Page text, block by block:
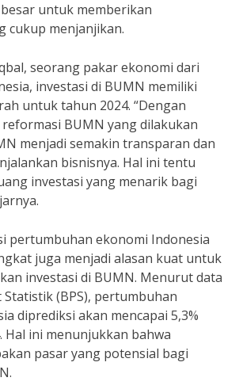
untuk memberikan
cukup menjanjikan.
seorang pakar ekonomi dari
investasi di BUMN memiliki
untuk tahun 2024. “Dengan
BUMN yang dilakukan
menjadi semakin transparan dan
bisnisnya. Hal ini tentu
investasi yang menarik bagi
pertumbuhan ekonomi Indonesia
juga menjadi alasan kuat untuk
investasi di BUMN. Menurut data
Statistik (BPS), pertumbuhan
diprediksi akan mencapai 5,3%
Hal ini menunjukkan bahwa
pasar yang potensial bagi